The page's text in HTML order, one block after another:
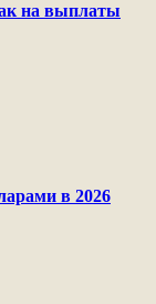
на выплаты
в 2026